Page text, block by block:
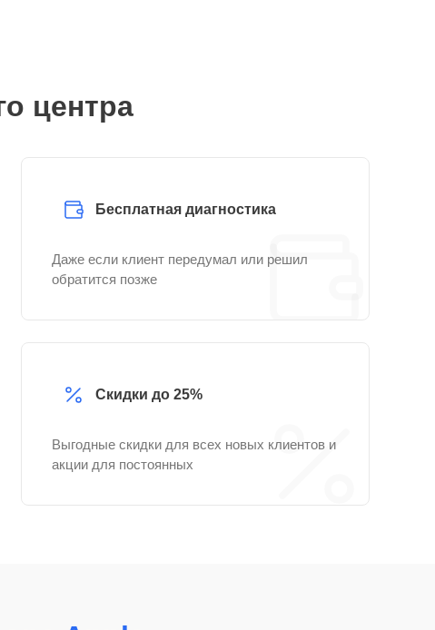
центра
Бесплатная диагностика
Даже если клиент передумал или решил
обратится позже
Скидки до 25%
Выгодные скидки для всех новых клиентов и
акции для постоянных